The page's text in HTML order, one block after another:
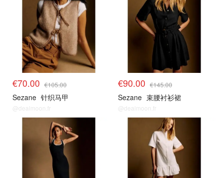
€70.00 €105.00
Sezane 针织马甲
@dealmoon.fr
€90.00 €145.00
Sezane 束腰衬衫裙
@dealmoon.fr